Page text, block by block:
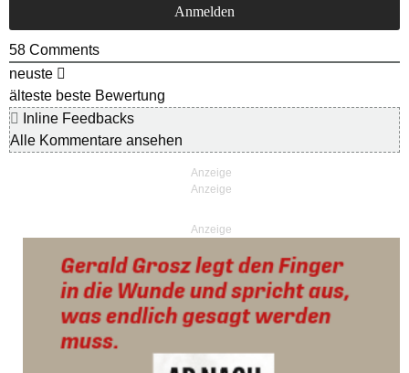
58 Comments
neuste
älteste beste Bewertung
Inline Feedbacks
Alle Kommentare ansehen
Anzeige